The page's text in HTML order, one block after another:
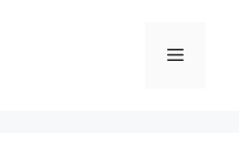
메